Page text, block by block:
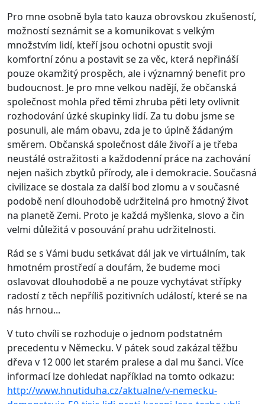
Pro mne osobně byla tato kauza obrovskou zkušeností,
možností seznámit se a komunikovat s velkým
množstvím lidí, kteří jsou ochotni opustit svoji
komfortní zónu a postavit se za věc, která nepřináší
pouze okamžitý prospěch, ale i významný benefit pro
budoucnost. Je pro mne velkou nadějí, že občanská
společnost mohla před těmi zhruba pěti lety ovlivnit
rozhodování úzké skupinky lidí. Za tu dobu jsme se
posunuli, ale mám obavu, zda je to úplně žádaným
směrem. Občanská společnost dále živoří a je třeba
neustálé ostražitosti a každodenní práce na zachování
nejen našich zbytků přírody, ale i demokracie. Současná
civilizace se dostala za další bod zlomu a v současné
podobě není dlouhodobě udržitelná pro hmotný život
na planetě Zemi. Proto je každá myšlenka, slovo a čin
velmi důležitá v posouvání prahu udržitelnosti.
Rád se s Vámi budu setkávat dál jak ve virtuálním, tak
hmotném prostředí a doufám, že budeme moci
oslavovat dlouhodobě a ne pouze vychytávat střípky
radostí z těch nepříliš pozitivních událostí, které se na
nás hrnou...
V tuto chvíli se rozhoduje o jednom podstatném
precedentu v Německu. V pátek soud zakázal těžbu
dřeva v 12 000 let starém pralese a dal mu šanci. Více
informací lze dohledat například na tomto odkazu:
http://www.hnutiduha.cz/aktualne/v-nemecku-